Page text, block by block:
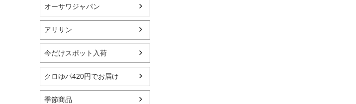
オーサワジャパン
アリサン
今だけスポット入荷
クロゆパ420円でお届け
季節商品